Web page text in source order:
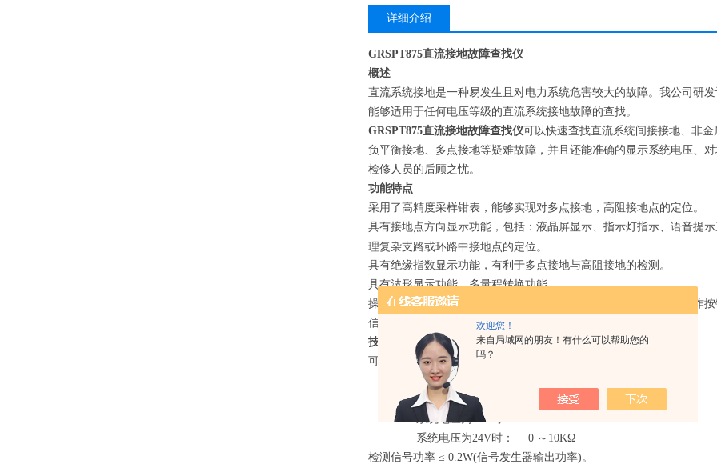
欢迎您！
来自局域网的朋友！有什么可以帮助您的
吗？
详细介绍
GRSPT875直流接地故障查找仪
概述
直流系统接地是一种易发生且对电力系统危害较大的故障。我公司研
能够适用于任何电压等级的直流系统接地故障的查找。
GRSPT875直流接地故障查找仪可以快速查找直流系统间接接地、非
负平衡接地、多点接地等疑难故障，并且还能准确的显示系统电压、
检修人员的后顾之忧。
功能特点
采用了高精度采样钳表，能够实现对多点接地，高阻接地点的定位。
具有接地点方向显示功能，包括：液晶屏显示、指示灯指示、语音提
理复杂支路或环路中接地点的定位。
具有绝缘指数显示功能，有利于多点接地与高阻接地的检测。
具有波形显示功能、多量程转换功能
操作简单，使用方便、快速，只需将钳表钳住待测支路，按一下工作按
信号发生器与检测器不受距离限制，运行安全、可靠。
技术指标
可检测接地电阻范围：
系统电压为220V时： 0 ～500KΩ
系统电压为110V时： 0 ～250KΩ
系统电压为48V时： 0 ～50KΩ
系统电压为24V时： 0 ～10KΩ
检测信号功率 ≤ 0.2W(信号发生器输出功率)。